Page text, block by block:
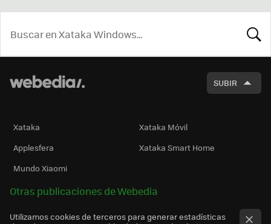
SUBIR
Xataka
Xataka Móvil
Applesfera
Xataka Smart Home
Mundo Xiaomi
Otras publicaciones de Webedia
Utilizamos cookies de terceros para generar estadísticas